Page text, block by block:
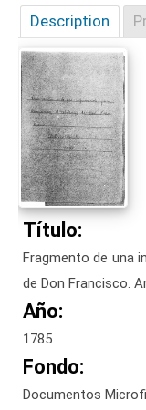
Description
Título:
Fragmento de una
de Don Francisco.
Año:
1785
Fondo:
Documentos